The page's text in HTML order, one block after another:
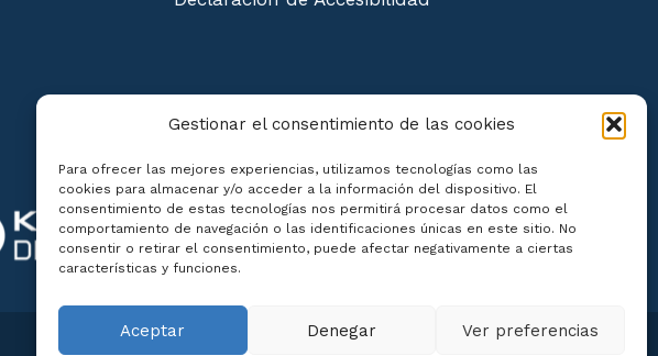
Gestionar el consentimiento de las cookies
Para ofrecer las mejores experiencias, utilizamos tecnologías como las
cookies para almacenar y/o acceder a la información del dispositivo. El
consentimiento de estas tecnologías nos permitirá procesar datos como el
comportamiento de navegación o las identificaciones únicas en este sitio. No
consentir o retirar el consentimiento, puede afectar negativamente a ciertas
características y funciones.
Aceptar Denegar Ver preferencias